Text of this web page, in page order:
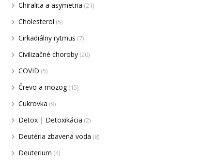
Chiralita a asymetria (21)
Cholesterol (5)
Cirkadiálny rytmus (7)
Civilizačné choroby (20)
COVID (5)
Črevo a mozog (15)
Cukrovka (9)
Detox | Detoxikácia (2)
Deutéria zbavená voda (8)
Deuterium (4)